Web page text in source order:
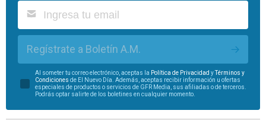
Regístrate a Boletín A.M.
Al someter tu correo electrónico, aceptas la Política de Privacidad yTérminos y
Condiciones de El Nuevo Día. Además, aceptas recibir información u ofertas
especiales de productos o servicios de GFR Media, sus afiliadas o de terceros.
Podrás optar salirte de los boletines en cualquier momento.